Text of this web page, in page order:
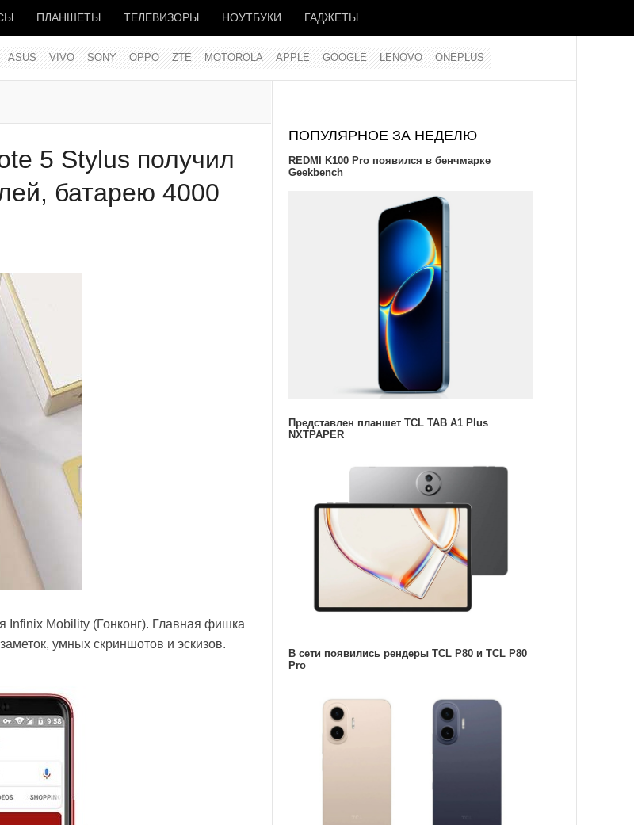
ПЛАНШЕТЫ ТЕЛЕВИЗОРЫ НОУТБУКИ ГАДЖЕТЫ
ASUS VIVO SONY OPPO ZTE MOTOROLA APPLE GOOGLE LENOVO ONEPLUS
5 Stylus получил
батарею 4000
Infinix Mobility (Гонконг). Главная фишка
умных скриншотов и эскизов.
ПОПУЛЯРНОЕ ЗА НЕДЕЛЮ
REDMI K100 Pro появился в бенчмарке
Geekbench
Представлен планшет TCL TAB A1 Plus
NXTPAPER
В сети появились рендеры TCL P80 и TCL P80
Pro